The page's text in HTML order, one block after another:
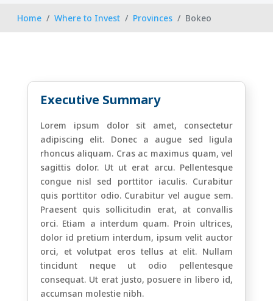
Home Where to Invest Provinces Bokeo
Executive Summary
Lorem ipsum dolor sit amet, consectetur
adipiscing elit. Donec a augue sed ligula
rhoncus aliquam. Cras ac maximus quam, vel
sagittis dolor. Ut ut erat arcu. Pellentesque
congue nisl sed porttitor iaculis. Curabitur
quis porttitor odio. Curabitur vel augue sem.
Praesent quis sollicitudin erat, at convallis
orci. Etiam a interdum quam. Proin ultrices,
dolor id pretium interdum, ipsum velit auctor
orci, et volutpat eros tellus at elit. Nullam
tincidunt neque ut odio pellentesque
consequat. Ut erat justo, posuere in libero id,
accumsan molestie nibh.